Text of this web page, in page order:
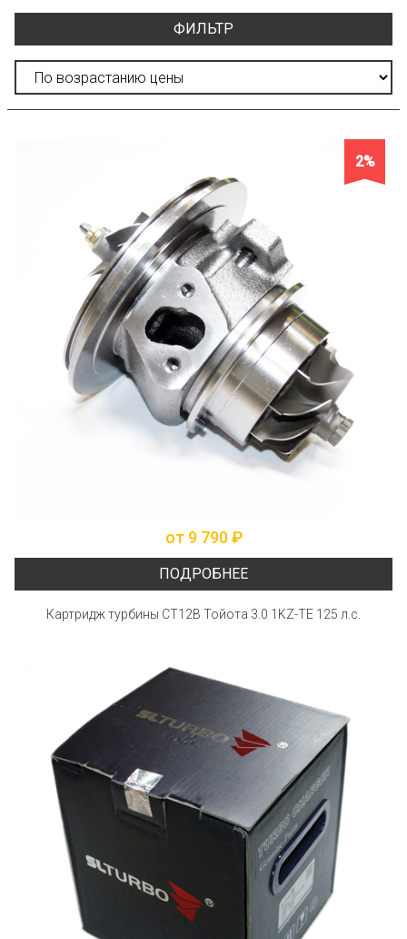
ФИЛЬТР
2%
от 9 790 ₽
ПОДРОБНЕЕ
Картридж турбины СТ12В Тойота 3.0 1KZ-TE 125 л.с.